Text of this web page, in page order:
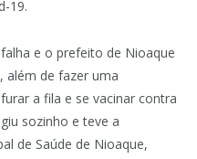
19.
e o prefeito de Nioaque
além de fazer uma
a fila e se vacinar contra
sozinho e teve a
de Saúde de Nioaque,